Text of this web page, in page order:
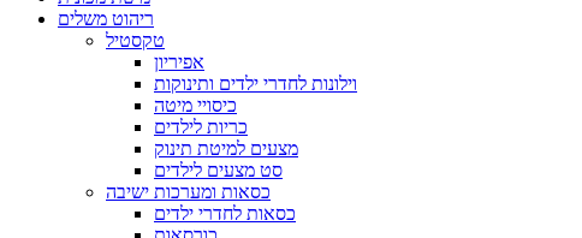
ריהוט משלים
טקסטיל
אפיריון
וילונות לחדרי ילדים ותינוקות
כיסויי מיטה
כריות לילדים
מצעים למיטת תינוק
סט מצעים לילדים
כסאות ומערכות ישיבה
כסאות לחדרי ילדים